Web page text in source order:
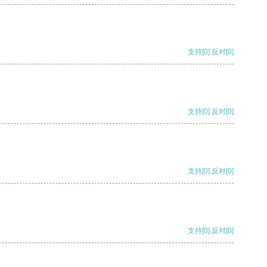
支持[0] 反对[0]
支持[0] 反对[0]
支持[0] 反对[0]
支持[0] 反对[0]